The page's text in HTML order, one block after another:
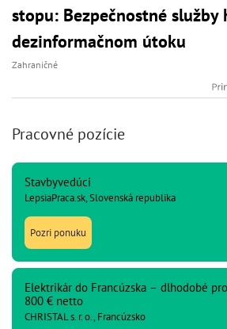
stopu: Bezpečnostné služby
dezinformačnom útoku
Zahraničné
Pracovné pozície
Stavbyvedúci
LepsiaPraca.sk, Slovenská republika
Pozri ponuku
Elektrikár do Francúzska – dlhodobé
800 € netto
CHRISTAL s. r. o., Francúzsko